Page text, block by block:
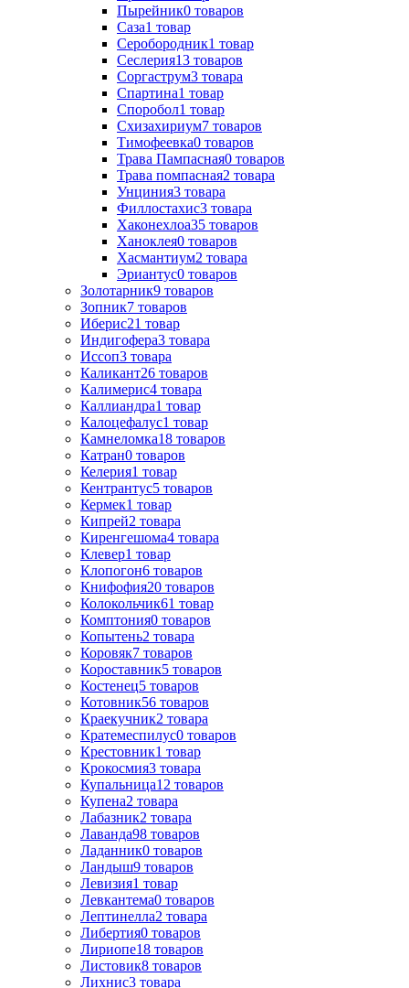
Пырейник0 товаров
Саза1 товар
Серобородник1 товар
Сеслерия13 товаров
Соргаструм3 товара
Спартина1 товар
Споробол1 товар
Схизахириум7 товаров
Тимофеевка0 товаров
Трава Пампасная0 товаров
Трава помпасная2 товара
Унциния3 товара
Филлостахис3 товара
Хаконехлоа35 товаров
Ханоклея0 товаров
Хасмантиум2 товара
Эриантус0 товаров
Золотарник9 товаров
Зопник7 товаров
Иберис21 товар
Индигофера3 товара
Иссоп3 товара
Каликант26 товаров
Калимерис4 товара
Каллиандра1 товар
Калоцефалус1 товар
Камнеломка18 товаров
Катран0 товаров
Келерия1 товар
Кентрантус5 товаров
Кермек1 товар
Кипрей2 товара
Киренгешома4 товара
Клевер1 товар
Клопогон6 товаров
Книфофия20 товаров
Колокольчик61 товар
Комптония0 товаров
Копытень2 товара
Коровяк7 товаров
Короставник5 товаров
Костенец5 товаров
Котовник56 товаров
Краекучник2 товара
Кратемеспилус0 товаров
Крестовник1 товар
Крокосмия3 товара
Купальница12 товаров
Купена2 товара
Лабазник2 товара
Лаванда98 товаров
Ладанник0 товаров
Ландыш9 товаров
Левизия1 товар
Левкантема0 товаров
Лептинелла2 товара
Либертия0 товаров
Лириопе18 товаров
Листовик8 товаров
Лихнис3 товара